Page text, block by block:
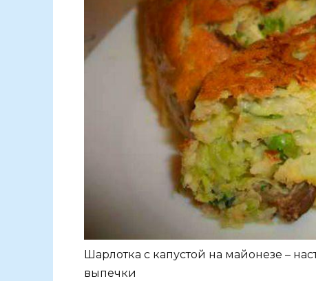
Шарлотка с капустой на майонезе –
выпечки